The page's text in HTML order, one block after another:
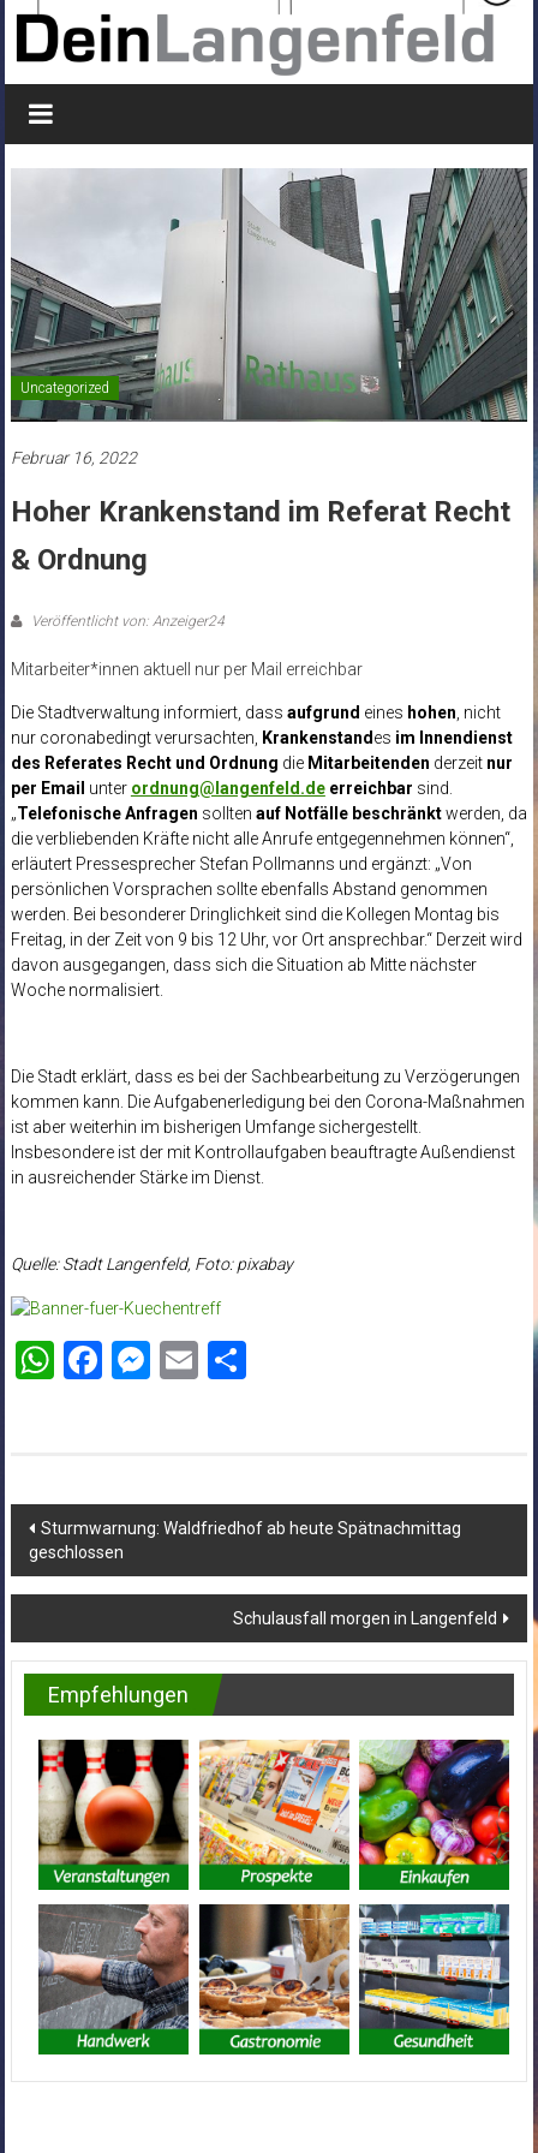
Uncategorized
Februar 16, 2022
Hoher Krankenstand im Referat Recht
& Ordnung
Veröffentlicht von: Anzeiger24
Mitarbeiter*innen aktuell nur per Mail erreichbar
Die Stadtverwaltung informiert, dass aufgrund eines hohen , nicht
nur coronabedingt verursachten,
Krankenstand es im Innendienst
des Referates Recht und Ordnung die Mitarbeitenden derzeit nur
per Email unter ordnung@langenfeld.de erreichbar sind.
„Telefonische Anfragen sollten auf Notfälle beschränktwerden, da
die verbliebenden Kräfte nicht alle Anrufe entgegennehmen können“,
erläutert Pressesprecher Stefan Pollmanns und ergänzt: „Von
persönlichen Vorsprachen sollte ebenfalls Abstand genommen
werden. Bei besonderer Dringlichkeit sind die Kollegen Montag bis
Freitag, in der Zeit von 9 bis 12 Uhr, vor Ort ansprechbar.“ Derzeit wird
davon ausgegangen, dass sich die Situation ab Mitte nächster
Woche normalisiert.
Die Stadt erklärt, dass es bei der Sachbearbeitung zu Verzögerungen
kommen kann. Die Aufgabenerledigung bei den Corona-Maßnahmen
ist aber weiterhin im bisherigen Umfange sichergestellt.
Insbesondere ist der mit Kontrollaufgaben beauftragte Außendienst
in ausreichender Stärke im Dienst.
Quelle: Stadt Langenfeld, Foto: pixabay
WhatsApp
Facebook
Messenger
EmailTeilen
Beitragsnavigation
Sturmwarnung: Waldfriedhof ab heute Spätnachmittag
geschlossen
Schulausfall morgen in Langenfeld
Empfehlungen